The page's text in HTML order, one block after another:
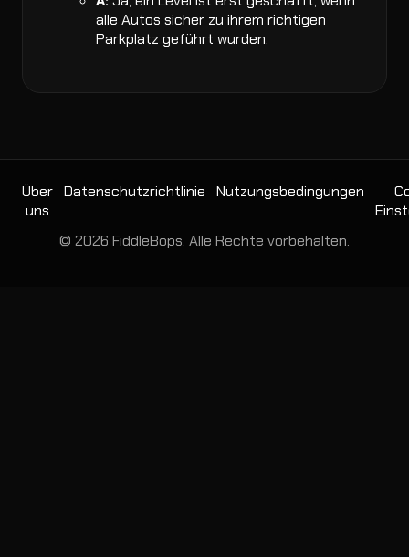
alle Autos sicher zu ihrem richtigen
Parkplatz geführt wurden.
Über
uns
Datenschutzrichtlinie Nutzungsbedingungen
© 2026 FiddleBops. Alle Rechte vorbehalten.